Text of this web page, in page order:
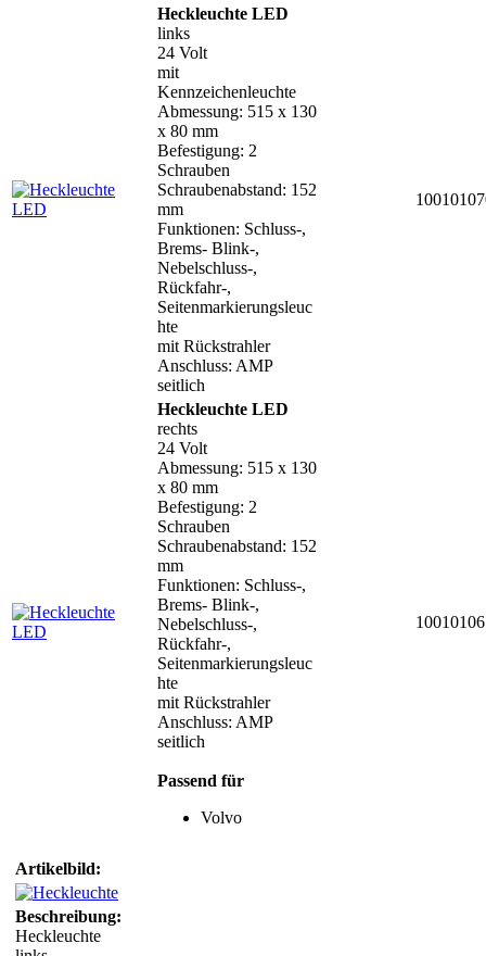
Heckleuchte LED
links
24 Volt
mit
Kennzeichenleuchte
Abmessung: 515 x 130
x 80 mm
Befestigung: 2
Schrauben
Schraubenabstand: 152
mm
Funktionen: Schluss-,
Brems- Blink-,
Nebelschluss-,
Rückfahr-,
Seitenmarkierungsleuc
hte
mit Rückstrahler
Anschluss: AMP
seitlich
Heckleuchte LED
rechts
24 Volt
Abmessung: 515 x 130
x 80 mm
Befestigung: 2
Schrauben
Schraubenabstand: 152
mm
Funktionen: Schluss-,
Brems- Blink-,
Nebelschluss-,
Rückfahr-,
Seitenmarkierungsleuc
hte
mit Rückstrahler
Anschluss: AMP
seitlich
Passend für
Volvo
Artikelbild:
Beschreibung:
Heckleuchte